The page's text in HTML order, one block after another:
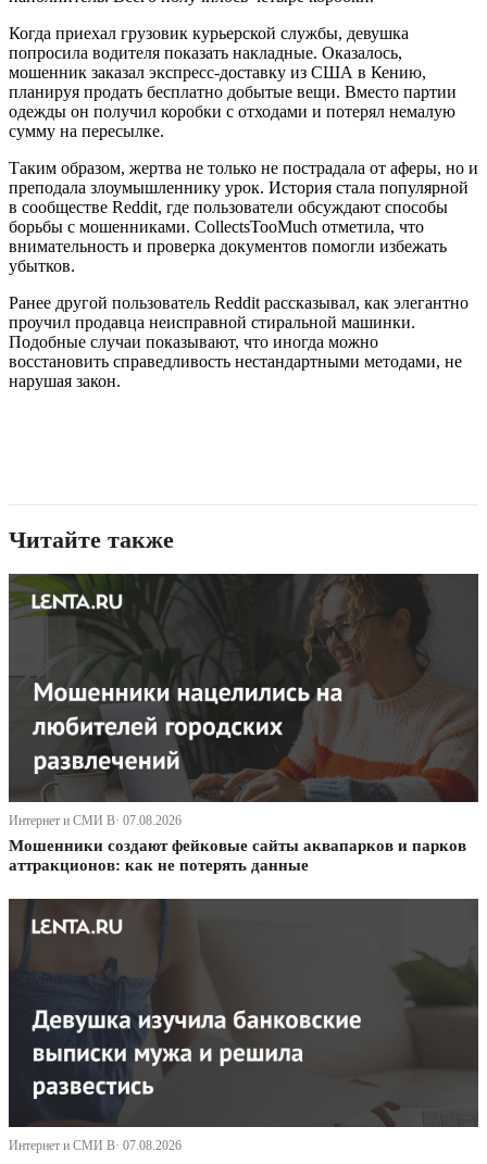
Когда приехал грузовик курьерской службы, девушка
попросила водителя показать накладные. Оказалось,
мошенник заказал экспресс-доставку из США в Кению,
планируя продать бесплатно добытые вещи. Вместо партии
одежды он получил коробки с отходами и потерял немалую
сумму на пересылке.
Таким образом, жертва не только не пострадала от аферы, но и
преподала злоумышленнику урок. История стала популярной
в сообществе Reddit, где пользователи обсуждают способы
борьбы с мошенниками. CollectsTooMuch отметила, что
внимательность и проверка документов помогли избежать
убытков.
Ранее другой пользователь Reddit рассказывал, как элегантно
проучил продавца неисправной стиральной машинки.
Подобные случаи показывают, что иногда можно
восстановить справедливость нестандартными методами, не
нарушая закон.
Читайте также
Интернет и СМИ В· 07.08.2026
Мошенники создают фейковые сайты аквапарков и парков
аттракционов: как не потерять данные
Интернет и СМИ В· 07.08.2026